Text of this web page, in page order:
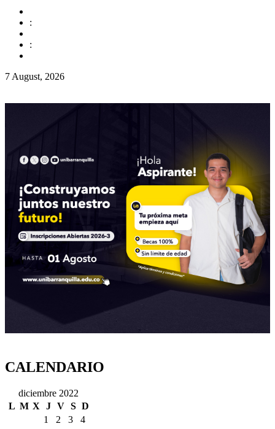
:
:
7 August, 2026
CALENDARIO
diciembre 2022
L M X J V S D
1
2 3
4